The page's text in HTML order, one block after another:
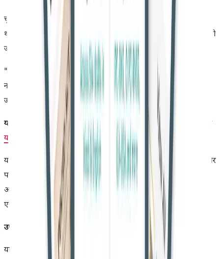
चूंकि कोई स्थगन आदेश नहीं था और दो साल से अधिक समय बीत चुका
था, न्यायमूर्ति संजय धर ने फैसला दिया कि अधिग्रहण प्रक्रिया समाप्त मानी
जाएगी।
"पूरी अधिग्रहण प्रक्रिया को रद्द किया जाता है। 2013 अधिनियम के तहत
नई प्रक्रिया तत्काल शुरू की जाए और इसे छह महीने के भीतर पूरा किया
जाए," अदालत ने निर्देश दिया।
यह भी पढ़ें:
इलाहाबाद हाईकोर्ट ने राहुल गांधी की नागरिकता रद्द करने की
याचिका पर निर्णय के लिए केंद्र सरकार को 10 दिन का
यह निर्णय भूमि अधिग्रहण, पुनर्वास और पुनर्स्थापन में उचित मुआवज़ा और
पारदर्शिता के अधिकार अधिनियम, 2013 के तहत ज़मीन मालिकों के
अधिकारों को मजबूत करता है, जो यह सुनिश्चित करता है कि सरकारी
एजेंसियां समय पर और निष्पक्ष तरीके से कार्रवाई करें।
उपस्थिति
याचिकाकर्ता के वकील इरफान खान, नौमान यासीन खान